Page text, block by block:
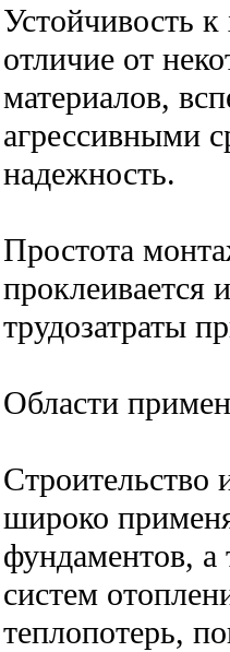
Устойчивость
отличие от
материалов,
агрессивными
надежность.
Простота
проклеивается
трудозатраты
Области
Строительство
широко
фундаментов, а
систем
теплопотерь,